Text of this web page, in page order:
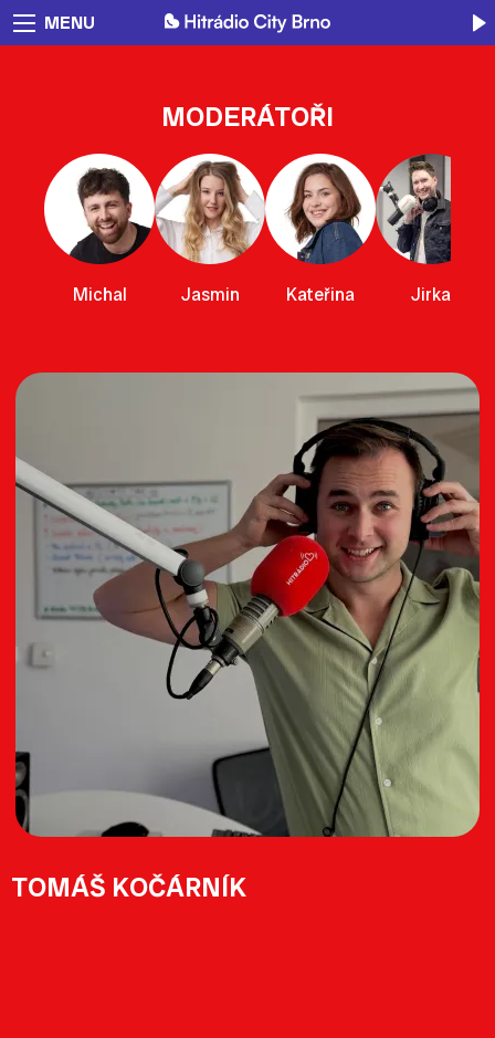
MENU
MODERÁTOŘI
Michal Jasmin Kateřina Jirka
TOMÁŠ KOČÁRNÍK